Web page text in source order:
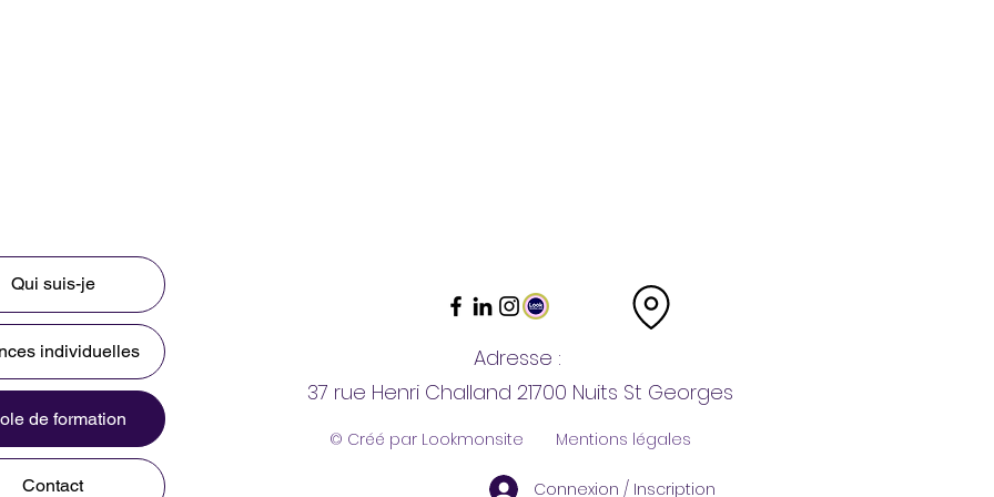
Qui suis-je
individuelles
de formation
Contact
Adresse :
37 rue Henri Challand 21700 Nuits St Georges
© Créé par Lookmonsite Mentions légales
Connexion / Inscription